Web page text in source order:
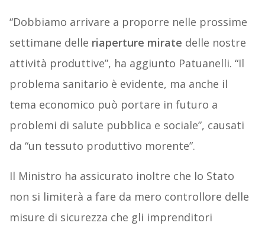
“Dobbiamo arrivare a proporre nelle prossime
settimane delle riaperture mirate delle nostre
attività produttive”, ha aggiunto Patuanelli. “Il
problema sanitario è evidente, ma anche il
tema economico può portare in futuro a
problemi di salute pubblica e sociale”, causati
da “un tessuto produttivo morente”.
Il Ministro ha assicurato inoltre che lo Stato
non si limiterà a fare da mero controllore delle
misure di sicurezza che gli imprenditori